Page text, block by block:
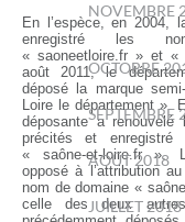
En l’espèce, en 2004,
enregistré les
« saoneetloire.fr » et «
août 2011, le
déposé la marque
Loire le département ».
déposante a
précités et
« saône-et-loire.fr ».
opposé à l’attribution
nom de domaine «
celle des deux
NOVEMBRE
OCTOBRE
SEPTEMBRE
AOÛT 2018
JUILLET 2018